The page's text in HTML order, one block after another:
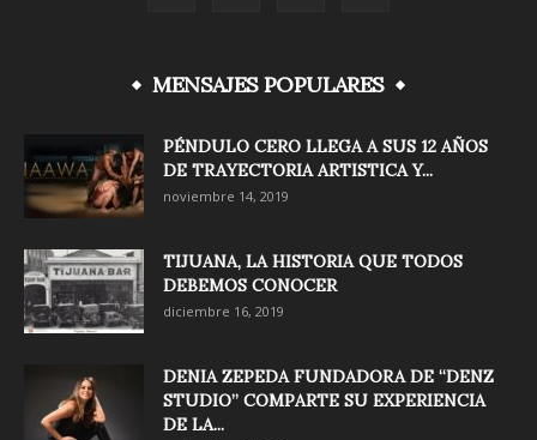
MENSAJES POPULARES
PÉNDULO CERO LLEGA A SUS 12 AÑOS
DE TRAYECTORIA ARTISTICA Y...
noviembre 14, 2019
TIJUANA, LA HISTORIA QUE TODOS
DEBEMOS CONOCER
diciembre 16, 2019
DENIA ZEPEDA FUNDADORA DE “DENZ
STUDIO” COMPARTE SU EXPERIENCIA
DE LA...